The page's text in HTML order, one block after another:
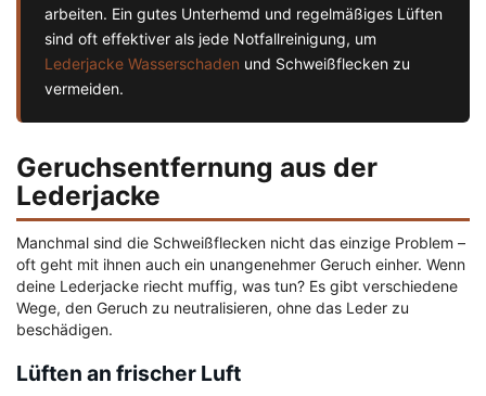
arbeiten. Ein gutes Unterhemd und regelmäßiges Lüften
sind oft effektiver als jede Notfallreinigung, um
Lederjacke Wasserschaden und Schweißflecken zu
vermeiden.
Geruchsentfernung aus der
Lederjacke
Manchmal sind die Schweißflecken nicht das einzige Problem –
oft geht mit ihnen auch ein unangenehmer Geruch einher. Wenn
deine Lederjacke riecht muffig, was tun? Es gibt verschiedene
Wege, den Geruch zu neutralisieren, ohne das Leder zu
beschädigen.
Lüften an frischer Luft